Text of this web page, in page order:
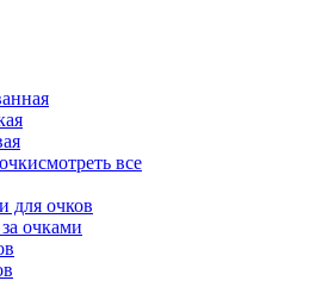
смотреть все
для очков
очками